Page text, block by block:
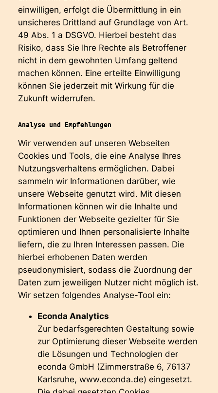
einwilligen, erfolgt die Übermittlung in ein
unsicheres Drittland auf Grundlage von Art.
49 Abs. 1 a DSGVO. Hierbei besteht das
Risiko, dass Sie Ihre Rechte als Betroffener
nicht in dem gewohnten Umfang geltend
machen können. Eine erteilte Einwilligung
können Sie jederzeit mit Wirkung für die
Zukunft widerrufen.
Analyse und Empfehlungen
Wir verwenden auf unseren Webseiten
Cookies und Tools, die eine Analyse Ihres
Nutzungsverhaltens ermöglichen. Dabei
sammeln wir Informationen darüber, wie
unsere Webseite genutzt wird. Mit diesen
Informationen können wir die Inhalte und
Funktionen der Webseite gezielter für Sie
optimieren und Ihnen personalisierte Inhalte
liefern, die zu Ihren Interessen passen. Die
hierbei erhobenen Daten werden
pseudonymisiert, sodass die Zuordnung der
Daten zum jeweiligen Nutzer nicht möglich ist.
Wir setzen folgendes Analyse-Tool ein:
Econda Analytics
Zur bedarfsgerechten Gestaltung sowie
zur Optimierung dieser Webseite werden
die Lösungen und Technologien der
econda GmbH (Zimmerstraße 6, 76137
Karlsruhe, www.econda.de) eingesetzt.